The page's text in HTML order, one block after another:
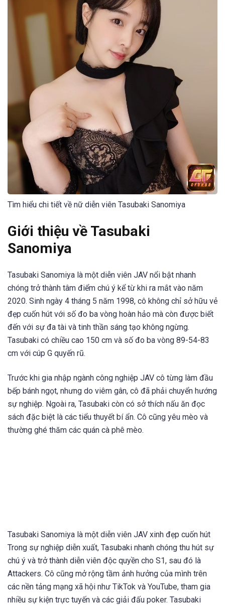
Tìm hiểu chi tiết về nữ diễn viên Tasubaki Sanomiya
Giới thiệu về Tasubaki
Sanomiya
Tasubaki Sanomiya là một diễn viên JAV nổi bật nhanh
chóng trở thành tâm điểm chú ý kể từ khi ra mắt vào năm
2020. Sinh ngày 4 tháng 5 năm 1998, cô không chỉ sở hữu vẻ
đẹp cuốn hút với số đo ba vòng hoàn hảo mà còn được biết
đến với sự đa tài và tinh thần sáng tạo không ngừng.
Tasubaki có chiều cao 150 cm và số đo ba vòng 89-54-83
cm với cúp G quyến rũ.
Trước khi gia nhập ngành công nghiệp JAV cô từng làm đầu
bếp bánh ngọt, nhưng do viêm gân, cô đã phải chuyển hướng
sự nghiệp. Ngoài ra, Tasubaki còn có sở thích nấu ăn đọc
sách đặc biệt là các tiểu thuyết bí ẩn. Cô cũng yêu mèo và
thường ghé thăm các quán cà phê mèo.
Tasubaki Sanomiya là một diễn viên JAV xinh đẹp cuốn hút
Trong sự nghiệp diễn xuất, Tasubaki nhanh chóng thu hút sự
chú ý và trở thành diễn viên độc quyền cho S1, sau đó là
Attackers. Cô cũng mở rộng tầm ảnh hưởng của mình trên
các nền tảng mạng xã hội như TikTok và YouTube, tham gia
nhiều sự kiện trực tuyến và các giải đấu poker. Tasubaki